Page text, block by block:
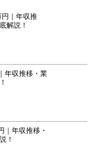
円｜年収推
解説！
年収推移・業
｜年収推移・
！